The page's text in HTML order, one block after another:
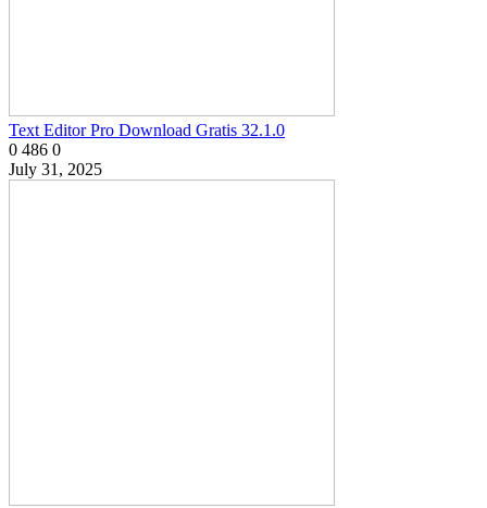
Text Editor Pro Download Gratis 32.1.0
0 486 0
July 31, 2025